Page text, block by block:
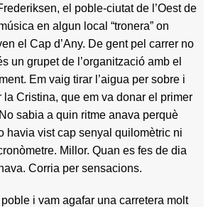
el poble-ciutat de l’Oest de
en algun local “tronera” on
el Cap d’Any. De gent pel carrer no
un grupet de l’organització amb el
Em vaig tirar l’aigua per sobre i
la Cristina, que em va donar el primer
sabia a quin ritme anava perquè
havia vist cap senyal quilomètric ni
Millor. Quan es fes de dia
Corria per sensacions.
i vam agafar una carretera molt